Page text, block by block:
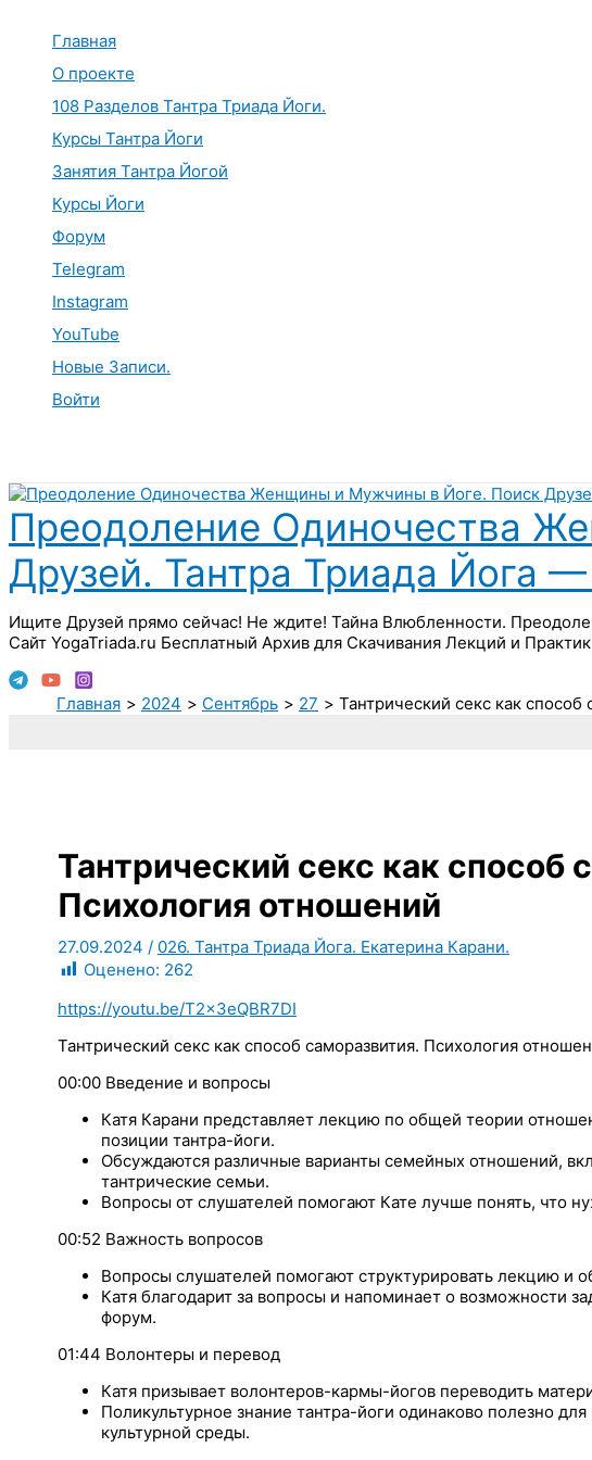
Главная
О проекте
108 Разделов Тантра Триада Йоги.
Курсы Тантра Йоги
Занятия Тантра Йогой
Курсы Йоги
Форум
Telegram
Instagram
YouTube
Новые Записи.
Войти
Преодоление Одиночества
Друзей. Тантра Триада Йога
Ищите Друзей прямо сейчас! Не ждите! Тайна Влюбленности.
Сайт YogaTriada.ru Бесплатный Архив для Скачивания Лекций и
Главная 2024 Сентябрь 27 Тантрический секс как
Тантрический секс как способ
Психология отношений
27.09.2024 / 026. Тантра Триада Йога. Екатерина Карани.
Оценено: 262
https://youtu.be/T2x3eQBR7DI
Тантрический секс как способ саморазвития. Психология
00:00 Введение и вопросы
Катя Карани представляет лекцию по общей теории
позиции тантра-йоги.
Обсуждаются различные варианты семейных отношений,
тантрические семьи.
Вопросы от слушателей помогают Кате лучше понять, что
00:52 Важность вопросов
Вопросы слушателей помогают структурировать лекцию и
Катя благодарит за вопросы и напоминает о возможности
форум.
01:44 Волонтеры и перевод
Катя призывает волонтеров-кармы-йогов переводить
Поликультурное знание тантра-йоги одинаково полезно
культурной среды.